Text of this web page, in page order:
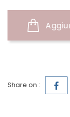
Share on :